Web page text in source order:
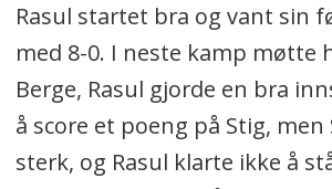
Rasul startet bra og vant sin
med 8-0. I neste kamp møtte
Berge, Rasul gjorde en bra
å score et poeng på Stig,
sterk, og Rasul klarte ikke å